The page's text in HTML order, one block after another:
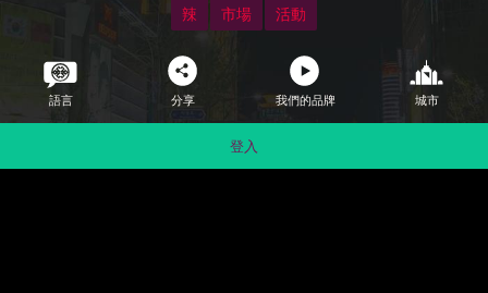
辣 市場 活動
語言 分享 我們的品牌 城市
登入